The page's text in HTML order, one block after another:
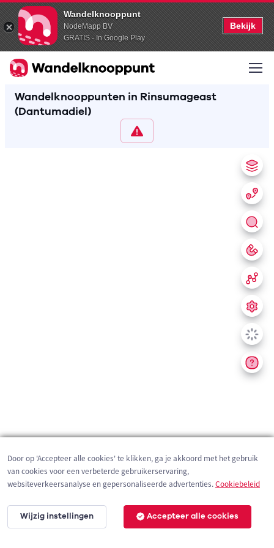
Wandelknooppunt
NodeMapp BV
GRATIS - In Google Play
Bekijk
Wandelknooppunten in Rinsumageast
(Dantumadiel)
200 m
Door op 'Accepteer alle cookies' te klikken, ga je akkoord met het gebruik
van cookies voor een verbeterde gebruikerservaring,
websiteverkeersanalyse en gepersonaliseerde advertenties.Cookiebeleid
Wijzig instellingen Accepteer alle cookies